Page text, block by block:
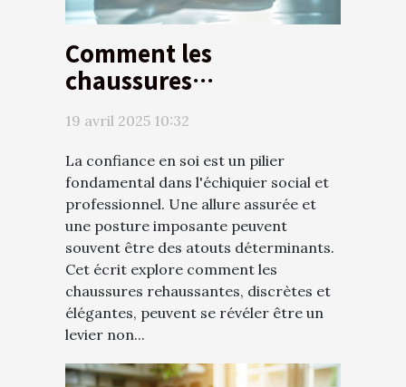
Comment les
chaussures
rehaussantes peuvent
améliorer la confiance
en soi
19 avril 2025 10:32
La confiance en soi est un pilier
fondamental dans l'échiquier social et
professionnel. Une allure assurée et
une posture imposante peuvent
souvent être des atouts déterminants.
Cet écrit explore comment les
chaussures rehaussantes, discrètes et
élégantes, peuvent se révéler être un
levier non...